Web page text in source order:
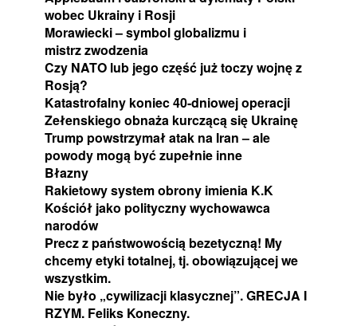
wobec Ukrainy i Rosji
Morawiecki – symbol globalizmu i
mistrz zwodzenia
Czy NATO lub jego część już toczy wojnę z
Rosją?
Katastrofalny koniec 40-dniowej operacji
Zełenskiego obnaża kurczącą się Ukrainę
Trump powstrzymał atak na Iran – ale
powody mogą być zupełnie inne
Błazny
Rakietowy system obrony imienia K.K
Kościół jako polityczny wychowawca
narodów
Precz z państwowością bezetyczną! My
chcemy etyki totalnej, tj. obowiązującej we
wszystkim.
Nie było „cywilizacji klasycznej”. GRECJA I
RZYM. Feliks Koneczny.